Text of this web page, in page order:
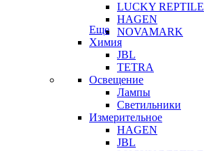
LUCKY REPTILE
HAGEN
NOVAMARK
Еще
Химия
JBL
TETRA
Освещение
Лампы
Светильники
Измерительное
HAGEN
JBL